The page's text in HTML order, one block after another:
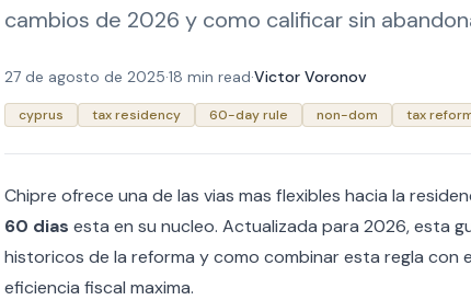
cambios de 2026 y como calificar sin
27 de agosto de 2025·18 min read·Victor Voronov
cyprus tax residency 60-day rule non-dom tax
Chipre ofrece una de las vias mas flexibles hacia la
60 dias esta en su nucleo. Actualizada para 2026, esta
historicos de la reforma y como combinar esta regla con
eficiencia fiscal maxima.